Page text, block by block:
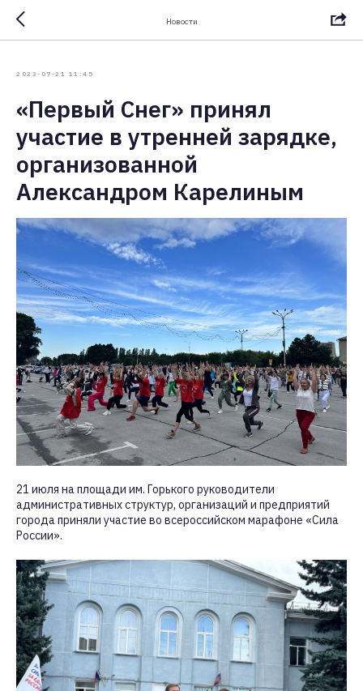
Новости
2023-07-21 11:45
«Первый Снег» принял
участие в утренней зарядке,
организованной
Александром Карелиным
21 июля на площади им. Горького руководители
административных структур, организаций и предприятий
города приняли участие во всероссийском марафоне «Сила
России».